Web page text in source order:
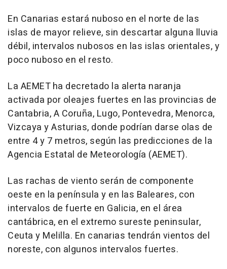
En Canarias estará nuboso en el norte de las
islas de mayor relieve, sin descartar alguna lluvia
débil, intervalos nubosos en las islas orientales, y
poco nuboso en el resto.
La AEMET ha decretado la alerta naranja
activada por oleajes fuertes en las provincias de
Cantabria, A Coruña, Lugo, Pontevedra, Menorca,
Vizcaya y Asturias, donde podrían darse olas de
entre 4 y 7 metros, según las predicciones de la
Agencia Estatal de Meteorología (AEMET).
Las rachas de viento serán de componente
oeste en la península y en las Baleares, con
intervalos de fuerte en Galicia, en el área
cantábrica, en el extremo sureste peninsular,
Ceuta y Melilla. En canarias tendrán vientos del
noreste, con algunos intervalos fuertes.